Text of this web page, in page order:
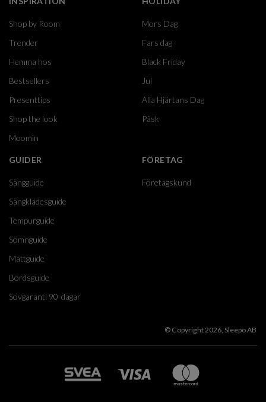
Shop by Room
Trender
Hemma hos
Bestsellers
Presenttips
Shop the look
Moomin
Mors Dag
Fars dag
Black Friday
Jul
Alla Hjärtans Dag
Påsk
GUIDER
Sängguide
Sängklädesguide
Tempurguide
Sömnguide
Mattguide
Bordsguide
Sovgaranti 90-dagar
FÖRETAG
Företagskund
© Copyright 2026, Sleepo AB